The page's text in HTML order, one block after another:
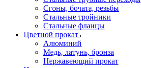
Сгоны, бочата, резьбы
Стальные тройники
Стальные фланцы
Цветной прокат
Алюминий
Медь, латунь, бронза
Нержавеющий прокат